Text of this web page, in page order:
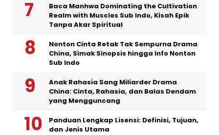
Baca Manhwa Dominating the Cultivation
Realm with Muscles Sub Indo, Kisah Epik
Tanpa Akar Spiritual
Nonton Cinta Retak Tak Sempurna Drama
China, Simak Sinopsis hingga Info Nonton
Sub Indo
Anak Rahasia Sang Miliarder Drama
China: Cinta, Rahasia, dan Balas Dendam
yang Mengguncang
Panduan Lengkap Lisensi: Definisi, Tujuan,
dan Jenis Utama